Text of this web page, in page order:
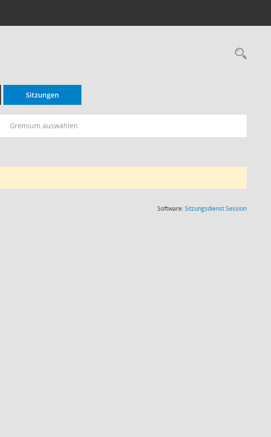
Sitzungen
Gremium auswählen
Software:SitzungsdienstSession(Wird in